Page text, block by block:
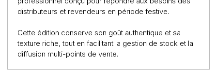
distributeurs et revendeurs en période festive.
Cette édition conserve son goût authentique et sa
texture riche, tout en facilitant la gestion de stock et la
diffusion multi-points de vente.